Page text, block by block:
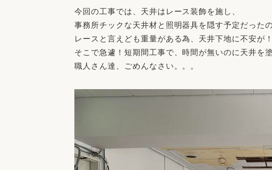
今回の工事では、天井はレース装飾を施し、
事務所チックな天井材と照明器具を隠す予定だった
レースと言えども重量がある為、天井下地に不安が！
そこで急遽！短期間工事で、時間が無いのに天井を
職人さん達、ごめんなさい。。。